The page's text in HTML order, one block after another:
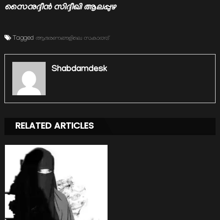
സൈനുദ്ദീന്‍ സിദ്ദീഖി ആലപ്പുഴ
Tagged ആഭരണങ്ങളിലെ സകാത്ത്
Shabdamdesk
RELATED ARTICLES